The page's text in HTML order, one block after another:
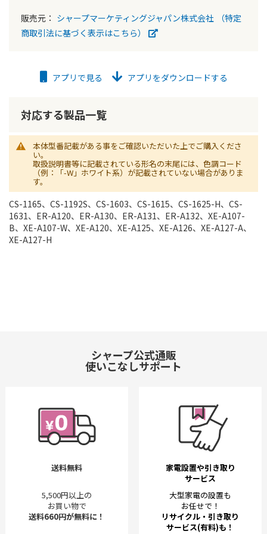
販売元： シャープマーケティングジャパン株式会社
（特定
商取引法に基づく表示はこちら）
アプリで見る アプリをダウンロードする
対応する製品一覧
本体型番記載がある事をご確認いただいた上でご購入くださ
い。
取扱説明書等に記載されている形名の末尾には、色調コード
（例：「-W」ホワイト系）が記載されていない場合がありま
す。
CS-1165、CS-1192S、CS-1603、CS-1615、CS-1625-H、CS-
1631、ER-A120、ER-A130、ER-A131、ER-A132、XE-A107-
B、XE-A107-W、XE-A120、XE-A125、XE-A126、XE-A127-A、
XE-A127-H
シャープ公式通販
使いこなしサポート
送料無料
5,500円以上の
お買い物で
送料660円が無料に！
家電設置や引き取り
サービス
大型家電の設置も
お任せで！
リサイクル・引き取り
サービス(有料)も！